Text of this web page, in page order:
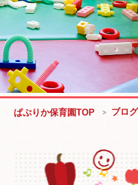
ぱぷりか保育園TOP ブロ